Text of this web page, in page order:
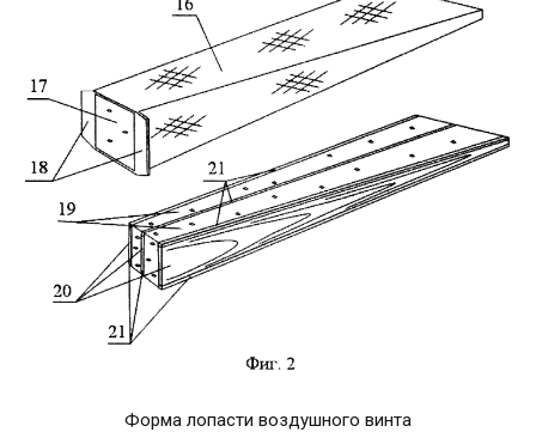
Форма лопасти воздушного винта